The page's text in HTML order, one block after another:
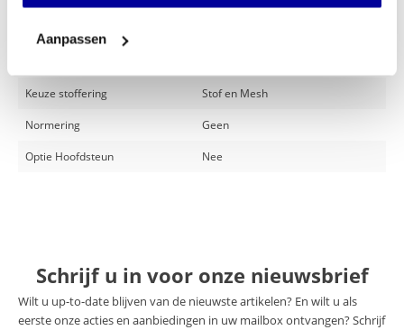
Aanpassen
Keuze stoffering Stof en Mesh
Normering Geen
Optie Hoofdsteun Nee
Schrijf u in voor onze nieuwsbrief
Wilt u up-to-date blijven van de nieuwste artikelen? En wilt u als
eerste onze acties en aanbiedingen in uw mailbox ontvangen? Schrijf